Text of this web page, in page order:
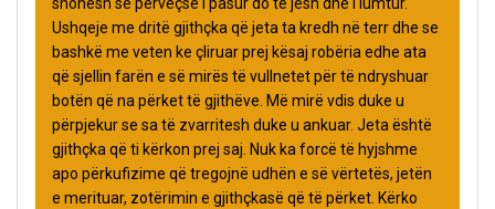
shohësh se përveçse i pasur do të jesh dhe i lumtur.
Ushqeje me dritë gjithçka që jeta ta kredh në terr dhe se
bashkë me veten ke çliruar prej kësaj robëria edhe ata
që sjellin farën e së mirës të vullnetet për të ndryshuar
botën që na përket të gjithëve. Më mirë vdis duke u
përpjekur se sa të zvarritesh duke u ankuar. Jeta është
gjithçka që ti kërkon prej saj. Nuk ka forcë të hyjshme
apo përkufizime që tregojnë udhën e së vërtetës, jetën
e merituar, zotërimin e gjithçkasë që të përket. Kërko